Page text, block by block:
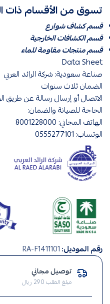
تسوق من الأقسام ذات
قسم كشاف شوارع
قسم الكشافات الخارجية
قسم منتجات مقاومة للماء
Data Sheet
صناعة سعودية: شركة الرائد العربي
الضمان ثلاث سنوات
الاتصال أو إرسال رسالة عن
الحاجة للصيانة والضمان:
الهاتف المجاني: 8001228000
الوتساب: 0555277101
سعودي
,
صيانة
رقم الموديل:RA-F1411101
توصيل مجاني
مبلغ الطلب 290 ريال